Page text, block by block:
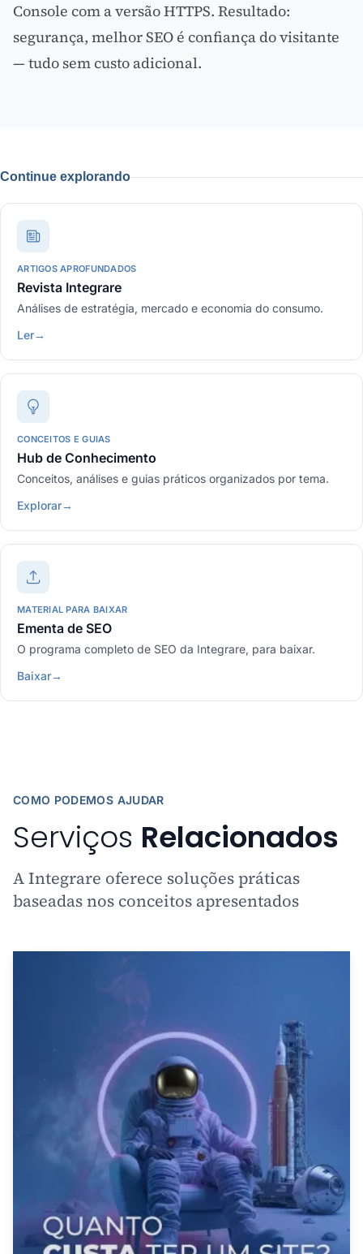
Console com a versão HTTPS. Resultado:
segurança, melhorSEO é confiança do visitante
— tudo sem custo adicional.
Continue explorando
ARTIGOS APROFUNDADOS
Revista Integrare
Análises de estratégia, mercado e economia do consumo.
Ler→
CONCEITOS E GUIAS
Hub de Conhecimento
Conceitos, análises e guias práticos organizados por tema.
Explorar→
MATERIAL PARA BAIXAR
Ementa de SEO
O programa completo de SEO da Integrare, para baixar.
Baixar→
COMO PODEMOS AJUDAR
Serviços Relacionados
A Integrare oferece soluções práticas
baseadas nos conceitos apresentados